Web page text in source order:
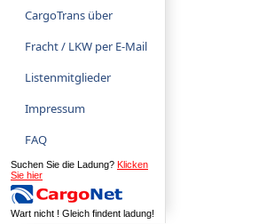
CargoTrans über
Fracht / LKW per E-Mail
Listenmitglieder
Impressum
FAQ
Suchen Sie die Ladung? Klicken
Sie hier
Wart nicht ! Gleich findent ladung!